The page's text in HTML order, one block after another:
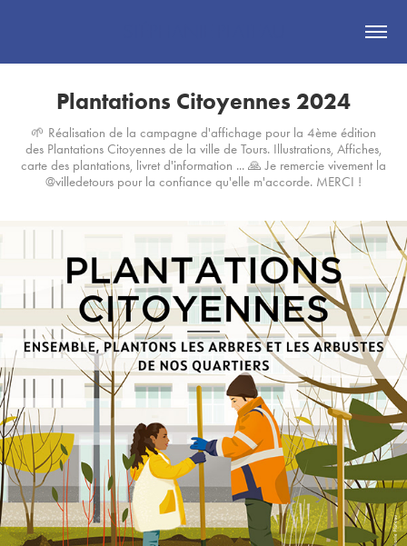
Plantations Citoyennes 2024
🌱 Réalisation de la campagne d'affichage pour la 4ème édition
des Plantations Citoyennes de la ville de Tours. Illustrations, Affiches,
carte des plantations, livret d'information ... 🙏 Je remercie vivement la
@villedetours pour la confiance qu'elle m'accorde. MERCI !